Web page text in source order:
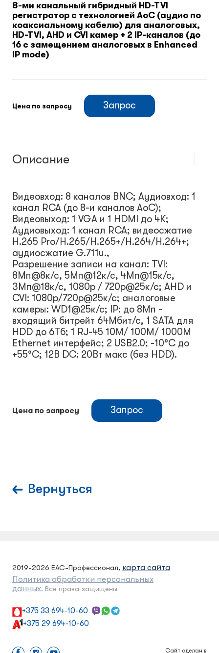
Климатический шкафы
Монтажные шкафы
8-ми канальный гибридный HD-TVI
регистратор c технологией AoC (аудио по
коаксиальному кабелю) для аналоговых,
HD-TVI, AHD и CVI камер + 2 IP-каналов (до
16 с замещением аналоговых в Enhanced
IP mode)
Цена по запросу Запрос
Описание
Видеовход: 8 каналов BNC; Аудиовход: 1
канал RCA (до 8-и каналов AoC);
Видеовыход: 1 VGA и 1 HDMI до 4К;
Аудиовыход: 1 канал RCA; видеосжатие
H.265 Pro/H.265/H.265+/H.264/H.264+;
аудиосжатие G.711u.,
Разрешение записи на канал: TVI:
8Мп@8к/с, 5Мп@12к/с, 4Мп@15к/с,
3Мп@18к/с, 1080p / 720p@25к/с; AHD и
CVI: 1080p/720p@25к/с; аналоговые
камеры: WD1@25к/с; IP: до 8Мп -
входящий битрейт 64Мбит/с, 1 SATA для
HDD до 6Тб; 1 RJ-45 10M/ 100M/ 1000M
Ethernet интерфейс; 2 USB2.0; -10°C до
+55°C; 12В DC: 20Вт макс (без HDD).
Цена по запросу Запрос
Вернуться
2019-2026 ЕАС-Профессионал, карта сайта
Политика обработки персональных
данных. Все права защищены
+375 33 694-10-60
+375 29 694-10-60
Сайт сделан в